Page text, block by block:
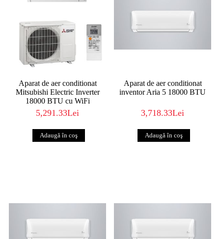
Aparat de aer conditionat
Mitsubishi Electric Inverter
18000 BTU cu WiFi
5,291.33Lei
Aparat de aer conditionat
inventor Aria 5 18000 BTU
3,718.33Lei